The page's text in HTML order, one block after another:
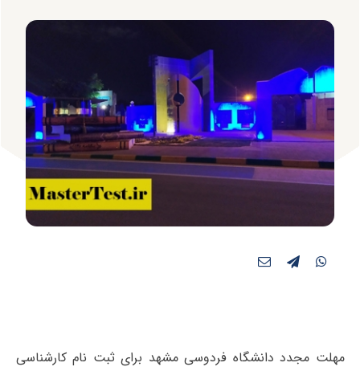
مهلت مجدد دانشگاه فردوسی مشهد برای ثبت نام کارشناسی